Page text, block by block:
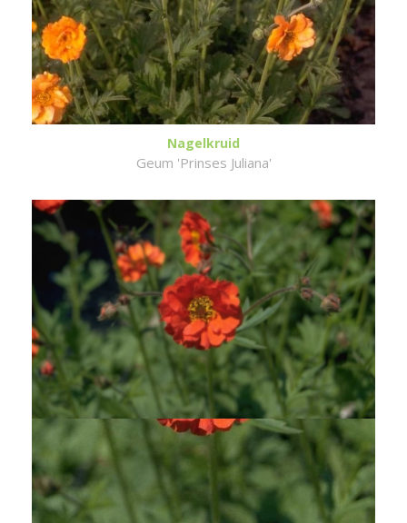
Nagelkruid
Geum 'Prinses Juliana'